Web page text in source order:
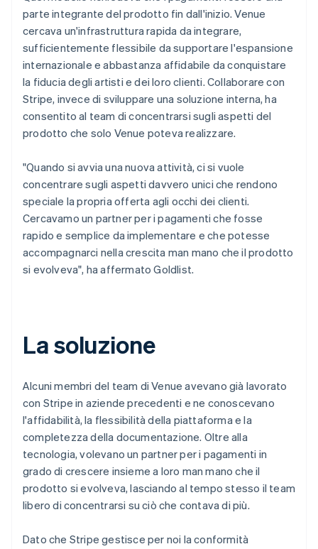
parte integrante del prodotto fin dall'inizio. Venue
cercava un'infrastruttura rapida da integrare,
sufficientemente flessibile da supportare l'espansione
internazionale e abbastanza affidabile da conquistare
la fiducia degli artisti e dei loro clienti. Collaborare con
Stripe, invece di sviluppare una soluzione interna, ha
consentito al team di concentrarsi sugli aspetti del
prodotto che solo Venue poteva realizzare.
"Quando si avvia una nuova attività, ci si vuole
concentrare sugli aspetti davvero unici che rendono
speciale la propria offerta agli occhi dei clienti.
Cercavamo un partner per i pagamenti che fosse
rapido e semplice da implementare e che potesse
accompagnarci nella crescita man mano che il prodotto
si evolveva", ha affermato Goldlist.
La soluzione
Alcuni membri del team di Venue avevano già lavorato
con Stripe in aziende precedenti e ne conoscevano
l'affidabilità, la flessibilità della piattaforma e la
completezza della documentazione. Oltre alla
tecnologia, volevano un partner per i pagamenti in
grado di crescere insieme a loro man mano che il
prodotto si evolveva, lasciando al tempo stesso il team
libero di concentrarsi su ciò che contava di più.
Dato che Stripe gestisce per noi la conformità